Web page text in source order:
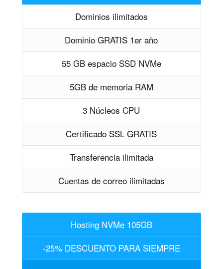
Dominios ilimitados
Dominio GRATIS 1er año
55 GB espacio SSD NVMe
5GB de memoria RAM
3 Núcleos CPU
Certificado SSL GRATIS
Transferencia ilimitada
Cuentas de correo ilimitadas
Hosting NVMe 105GB
-25% DESCUENTO PARA SIEMPRE